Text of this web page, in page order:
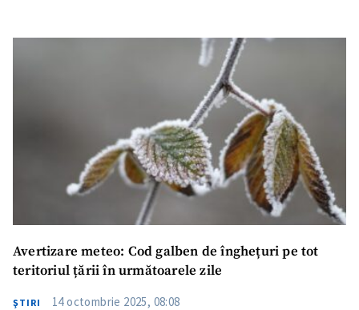
Avertizare meteo: Cod galben de înghețuri pe tot
teritoriul țării în următoarele zile
ŞTIRI 14 octombrie 2025, 08:08